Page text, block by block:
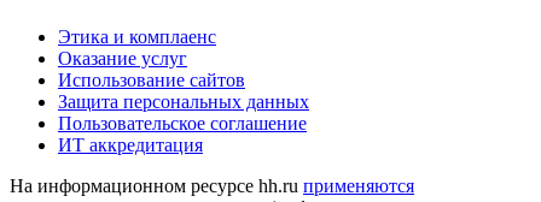
Этика и комплаенс
Оказание услуг
Использование сайтов
Защита персональных данных
Пользовательское соглашение
ИТ аккредитация
На информационном ресурсе hh.ru применяются